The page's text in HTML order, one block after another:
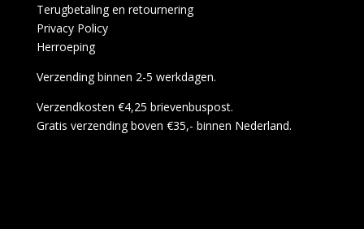
Terugbetaling en retournering
Privacy Policy
Herroeping
Verzending binnen 2-5 werkdagen.
Verzendkosten €4,25 brievenbuspost.
Gratis verzending boven €35,- binnen Nederland.